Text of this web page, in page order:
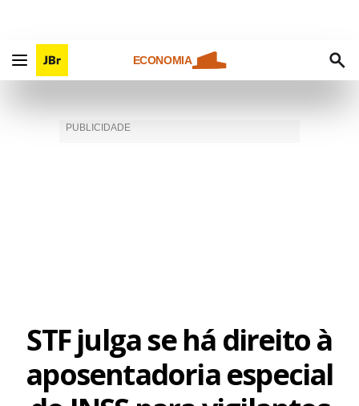
ECONOMIA
STF julga se há direito à
aposentadoria especial